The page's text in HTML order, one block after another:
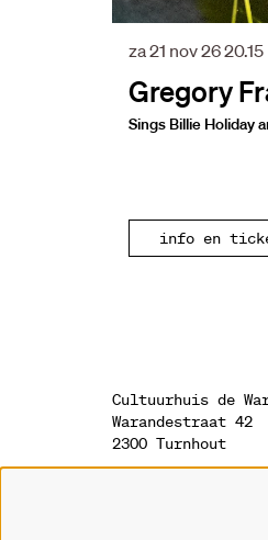
Gregory
Sings Billie Holiday
za 21 nov 2620.15
info en
Cultuurhuis de
Warandestraat 42
2300 Turnhout